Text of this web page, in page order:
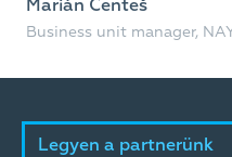
Marián Čenteš
Business unit manager,
Legyen a partnerünk